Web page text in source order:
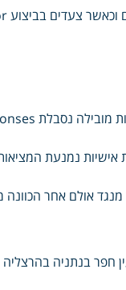
אישיות נמנעת
אולם אחר